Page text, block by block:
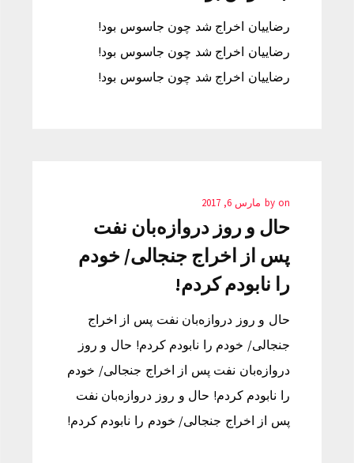
رضاییان اخراج شد چون جاسوس بود!
رضاییان اخراج شد چون جاسوس بود!
رضاییان اخراج شد چون جاسوس بود!
by on مارس 6, 2017
حال و روز دروازه‌بان نفت
پس از اخراج جنجالی/ خودم
را نابودم کردم!
حال و روز دروازه‌بان نفت پس از اخراج
جنجالی/ خودم را نابودم کردم! حال و روز
دروازه‌بان نفت پس از اخراج جنجالی/ خودم
را نابودم کردم! حال و روز دروازه‌بان نفت
پس از اخراج جنجالی/ خودم را نابودم کردم!